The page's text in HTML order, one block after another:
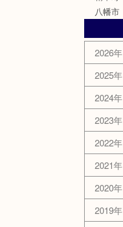
八幡市
2026年
2025年
2024年
2023年
2022年
2021年
2020年
2019年